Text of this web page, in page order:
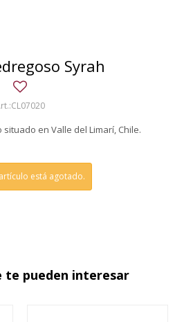
Syrah
CL07020
situado en Valle del Limarí, Chile.
está agotado.
te pueden interesar